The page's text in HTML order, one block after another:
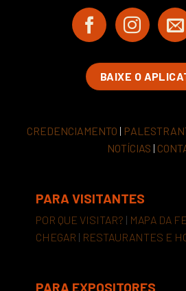
BAIXE O
CREDENCIAMENTO |
NOTÍCIAS |
PARA VISITANTES
POR QUE VISITAR? | MAPA DA
CHEGAR | RESTAURANTES E
PARA EXPOSITORES